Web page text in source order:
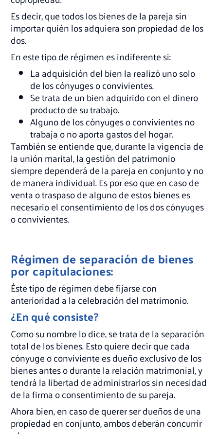
Es decir, que todos los bienes de la pareja sin
importar quién los adquiera son propiedad de los
dos.
En este tipo de régimen es indiferente si:
La adquisición del bien la realizó uno solo
de los cónyuges o convivientes.
Se trata de un bien adquirido con el dinero
producto de su trabajo.
Alguno de los cónyuges o convivientes no
trabaja o no aporta gastos del hogar.
También se entiende que, durante la vigencia de
la unión marital, la gestión del patrimonio
siempre dependerá de la pareja en conjunto y no
de manera individual. Es por eso que en caso de
venta o traspaso de alguno de estos bienes es
necesario el consentimiento de los dos cónyuges
o convivientes.
Régimen de separación de bienes
por capitulaciones:
Éste tipo de régimen debe fijarse con
anterioridad a la celebración del matrimonio.
¿En qué consiste?
Como su nombre lo dice, se trata de la separación
total de los bienes. Esto quiere decir que cada
cónyuge o conviviente es dueño exclusivo de los
bienes antes o durante la relación matrimonial, y
tendrá la libertad de administrarlos sin necesidad
de la firma o consentimiento de su pareja.
Ahora bien, en caso de querer ser dueños de una
propiedad en conjunto, ambos deberán concurrir